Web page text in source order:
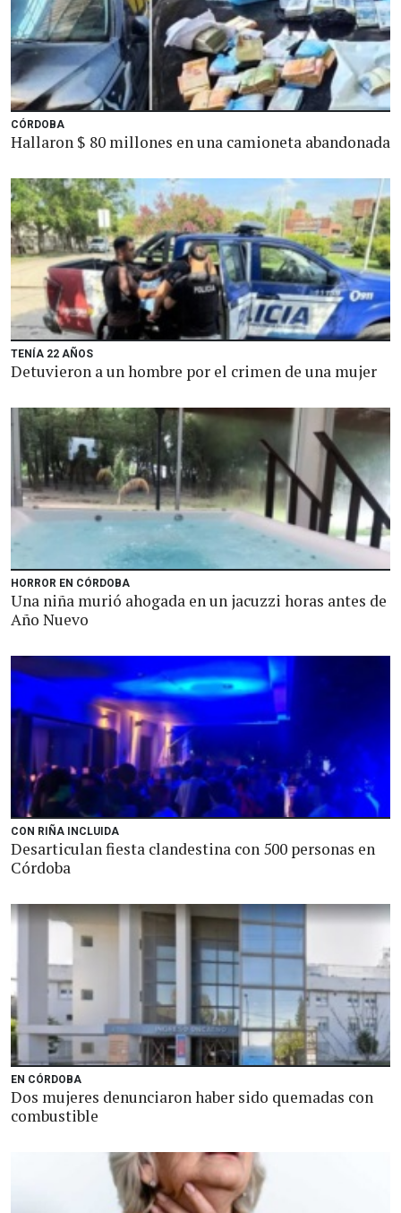
CÓRDOBA
Hallaron $ 80 millones en una camioneta abandonada
TENÍA 22 AÑOS
Detuvieron a un hombre por el crimen de una mujer
HORROR EN CÓRDOBA
Una niña murió ahogada en un jacuzzi horas antes de
Año Nuevo
CON RIÑA INCLUIDA
Desarticulan fiesta clandestina con 500 personas en
Córdoba
EN CÓRDOBA
Dos mujeres denunciaron haber sido quemadas con
combustible